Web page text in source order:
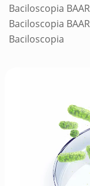
Baciloscopia
Baciloscopia
Baciloscopia